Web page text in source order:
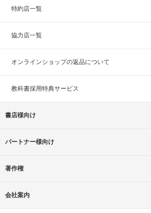
特約店一覧
協力店一覧
オンラインショップの返品について
教科書採用特典サービス
書店様向け
パートナー様向け
著作権
会社案内